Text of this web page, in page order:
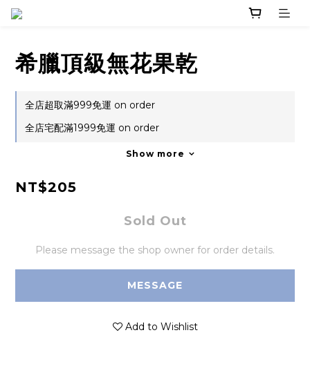
希臘頂級無花果乾
全店超取滿999免運 on order
全店宅配滿1999免運 on order
Show more
NT$205
Sold Out
Please message the shop owner for order details.
MESSAGE
Add to Wishlist